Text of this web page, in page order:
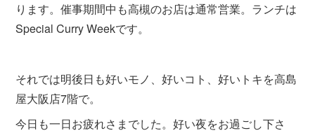
ります。催事期間中も高槻のお店は通常営業。ランチは
Special Curry Weekです。
それでは明後日も好いモノ、好いコト、好いトキを高島
屋大阪店7階で。
今日も一日お疲れさまでした。好い夜をお過ごし下さ